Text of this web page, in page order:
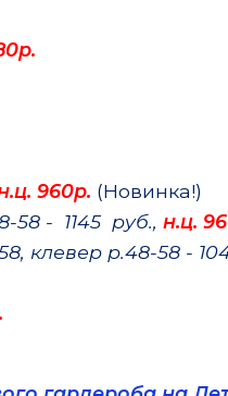
960р. (Новинка!)
58 - 1145 руб., н.ц.
клевер р.48-58 -